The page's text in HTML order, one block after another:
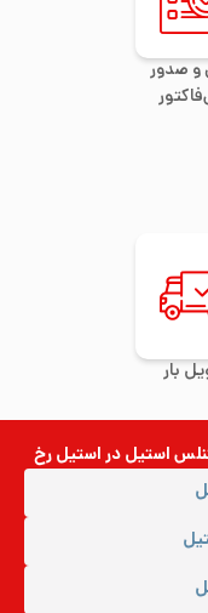
و صدور
بار
استیلدر استیل رخ